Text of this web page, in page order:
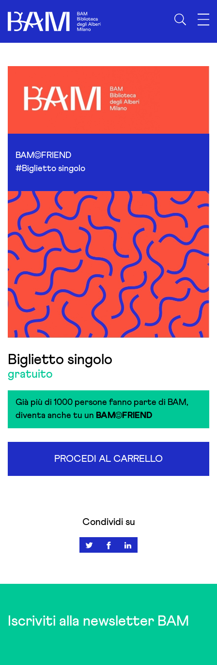
BAM
FRIEND
#Biglietto singolo
Biglietto singolo
gratuito
Già più di 1000 persone fanno parte di BAM,
diventa anche tu un BAM FRIEND
PROCEDI AL CARRELLO
Condividi su
Iscriviti alla newsletter BAM